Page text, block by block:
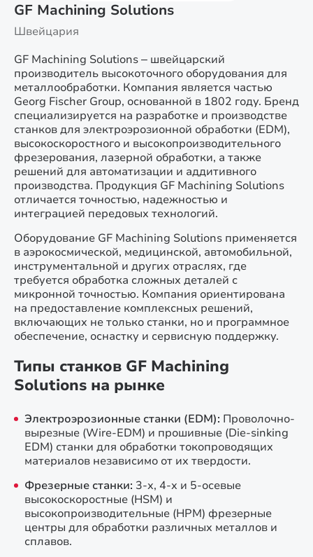
GF Machining Solutions
Швейцария
GF Machining Solutions – швейцарский
производитель высокоточного оборудования для
металлообработки. Компания является частью
Georg Fischer Group, основанной в 1802 году. Бренд
специализируется на разработке и производстве
станков для электроэрозионной обработки (EDM),
высокоскоростного и высокопроизводительного
фрезерования, лазерной обработки, а также
решений для автоматизации и аддитивного
производства. Продукция GF Machining Solutions
отличается точностью, надежностью и
интеграцией передовых технологий.
Оборудование GF Machining Solutions применяется
в аэрокосмической, медицинской, автомобильной,
инструментальной и других отраслях, где
требуется обработка сложных деталей с
микронной точностью. Компания ориентирована
на предоставление комплексных решений,
включающих не только станки, но и программное
обеспечение, оснастку и сервисную поддержку.
Типы станков GF Machining
Solutions на рынке
Электроэрозионные станки (EDM): Проволочно-
вырезные (Wire-EDM) и прошивные (Die-sinking
EDM) станки для обработки токопроводящих
материалов независимо от их твердости.
Фрезерные станки: 3-х, 4-х и 5-осевые
высокоскоростные (HSM) и
высокопроизводительные (HPM) фрезерные
центры для обработки различных металлов и
сплавов.